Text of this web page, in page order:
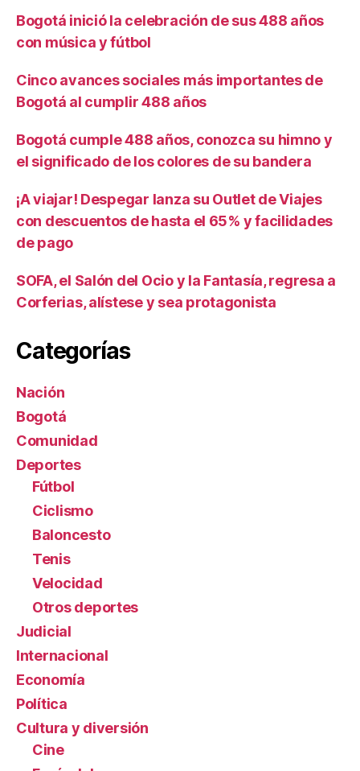
Bogotá inició la celebración de sus 488 años
con música y fútbol
Cinco avances sociales más importantes de
Bogotá al cumplir 488 años
Bogotá cumple 488 años, conozca su himno y
el significado de los colores de su bandera
¡A viajar! Despegar lanza su Outlet de Viajes
con descuentos de hasta el 65% y facilidades
de pago
SOFA, el Salón del Ocio y la Fantasía, regresa a
Corferias, alístese y sea protagonista
Categorías
Nación
Bogotá
Comunidad
Deportes
Fútbol
Ciclismo
Baloncesto
Tenis
Velocidad
Otros deportes
Judicial
Internacional
Economía
Política
Cultura y diversión
Cine